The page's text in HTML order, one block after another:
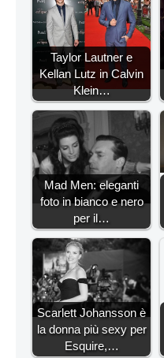
Taylor Lautner e
Kellan Lutz in Calvin
Klein…
Mad Men: eleganti
foto in bianco e nero
per il…
Scarlett Johansson è
la donna più sexy per
Esquire,…